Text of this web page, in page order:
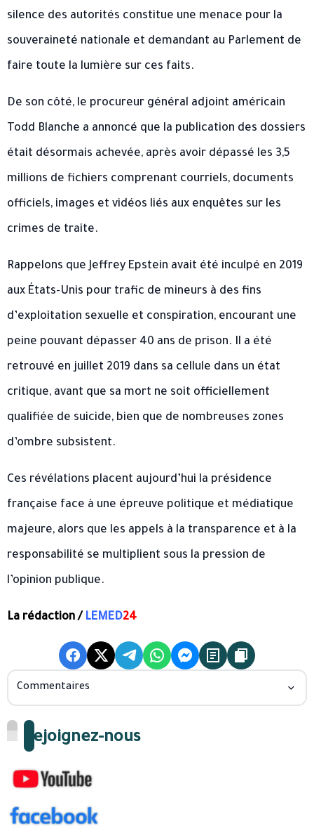
silence des autorités constitue une menace pour la
souveraineté nationale et demandant au Parlement de
faire toute la lumière sur ces faits.
De son côté, le procureur général adjoint américain
Todd Blanche a annoncé que la publication des dossiers
était désormais achevée, après avoir dépassé les 3,5
millions de fichiers comprenant courriels, documents
officiels, images et vidéos liés aux enquêtes sur les
crimes de traite.
Rappelons que Jeffrey Epstein avait été inculpé en 2019
aux États-Unis pour trafic de mineurs à des fins
d’exploitation sexuelle et conspiration, encourant une
peine pouvant dépasser 40 ans de prison. Il a été
retrouvé en juillet 2019 dans sa cellule dans un état
critique, avant que sa mort ne soit officiellement
qualifiée de suicide, bien que de nombreuses zones
d’ombre subsistent.
Ces révélations placent aujourd’hui la présidence
française face à une épreuve politique et médiatique
majeure, alors que les appels à la transparence et à la
responsabilité se multiplient sous la pression de
l’opinion publique.
La rédaction / LEMED24
Commentaires
Rejoignez-nous